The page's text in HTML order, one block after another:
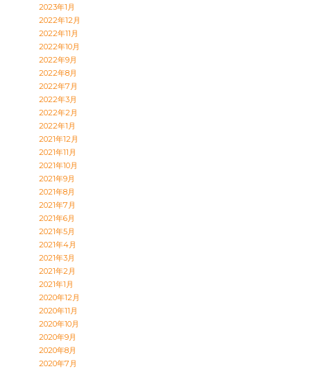
2023年1月
2022年12月
2022年11月
2022年10月
2022年9月
2022年8月
2022年7月
2022年3月
2022年2月
2022年1月
2021年12月
2021年11月
2021年10月
2021年9月
2021年8月
2021年7月
2021年6月
2021年5月
2021年4月
2021年3月
2021年2月
2021年1月
2020年12月
2020年11月
2020年10月
2020年9月
2020年8月
2020年7月